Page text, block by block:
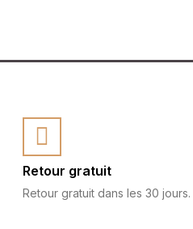
Retour gratuit
Retour gratuit dans les 30 jours.